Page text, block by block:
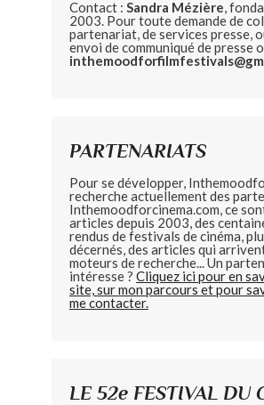
Contact : Sandra Mézière,
2003. Pour toute demande de
partenariat, de services presse,
envoi de communiqué de presse
PARTENARIATS
Pour se développer,
recherche actuellement des
Inthemoodforcinema.com, ce
articles depuis 2003, des
rendus de festivals de cinéma,
décernés, des articles qui
moteurs de recherche... Un
intéresse ? Cliquez ici pour en
site, sur mon parcours et pour
me contacter.
LE 52e FESTIVAL DU